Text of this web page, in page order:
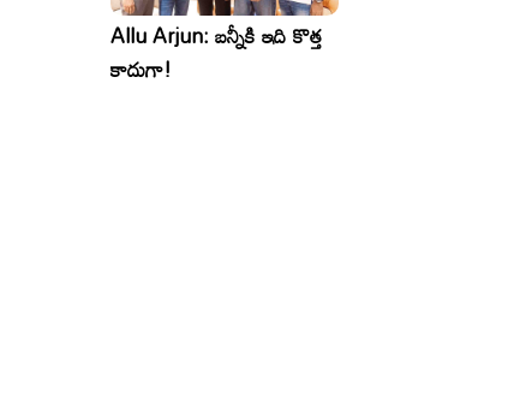
Allu Arjun: బన్నీకి ఇది కొత్త
కాదుగా!